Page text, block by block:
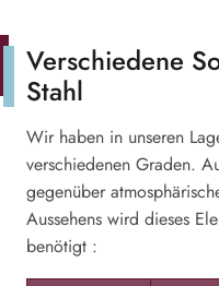
Verschiedene
Stahl
Wir haben in unseren
verschiedenen Graden.
gegenüber
Aussehens wird dieses
benötigt :